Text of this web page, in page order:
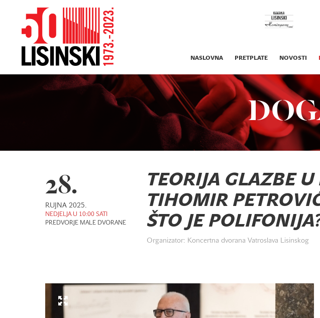
NASLOVNA PRETPLATE NOVOSTI
28.
RUJNA 2025.
NEDJELJA U 10:00 SATI
PREDVORJE MALE DVORANE
TEORIJA GLAZBE
TIHOMIR
ŠTO JE
Organizator: Koncertna dvorana Vatroslava Lisinskog